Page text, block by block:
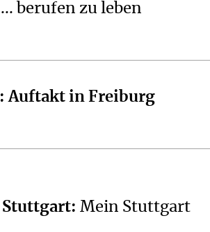
berufen zu leben
Auftakt in Freiburg
Stuttgart: Mein Stuttgart